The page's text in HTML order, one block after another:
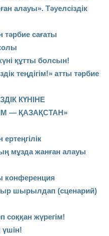
алауы». Тәуелсіздік
тәрбие сағаты
құтты болсын!
теңдігім!» атты тәрбие
КҮНІНЕ
— ҚАЗАҚСТАН»
ертеңгілік
мұзда жанған алауы
конференция
шырылдап (сценарий)
соққан жүрегім!